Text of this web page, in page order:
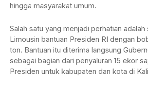
hingga masyarakat umum.
Salah satu yang menjadi perhatian adalah
Limousin bantuan Presiden RI dengan
ton. Bantuan itu diterima langsung
sebagai bagian dari penyaluran 15 ekor
Presiden untuk kabupaten dan kota di